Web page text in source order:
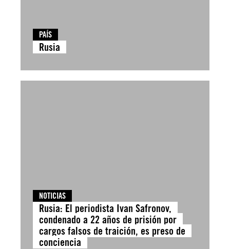
PAÍS
Rusia
NOTICIAS
Rusia: El periodista Ivan Safronov,
condenado a 22 años de prisión por
cargos falsos de traición, es preso de
conciencia